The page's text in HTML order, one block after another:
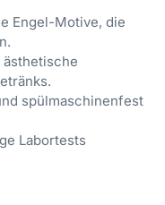
Engel-Motive, die
ästhetische
spülmaschinenfest
Labortests